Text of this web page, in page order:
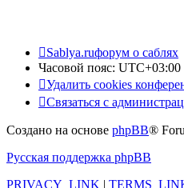
Sablya.ruфорум о саблях
Часовой пояс: UTC+03:00
Удалить cookies
Связаться с
Создано на основе phpBB®
Русская поддержка phpBB
PRIVACY_LINK |